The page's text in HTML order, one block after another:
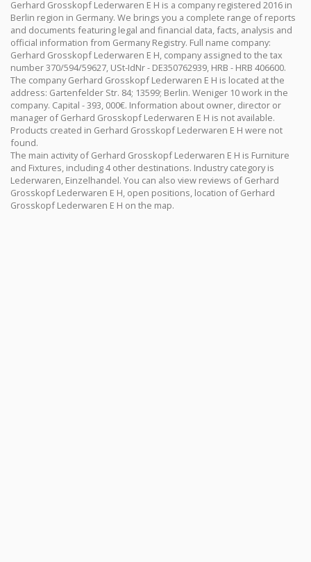
Gerhard Grosskopf Lederwaren E H is a company registered 2016 in
Berlin region in Germany. We brings you a complete range of reports
and documents featuring legal and financial data, facts, analysis and
official information from Germany Registry. Full name company:
Gerhard Grosskopf Lederwaren E H, company assigned to the tax
number 370/594/59627, USt-IdNr - DE350762939, HRB - HRB 406600.
The company Gerhard Grosskopf Lederwaren E H is located at the
address: Gartenfelder Str. 84; 13599; Berlin. Weniger 10 work in the
company. Capital - 393, 000€. Information about owner, director or
manager of Gerhard Grosskopf Lederwaren E H is not available.
Products created in Gerhard Grosskopf Lederwaren E H were not
found.
The main activity of Gerhard Grosskopf Lederwaren E H is Furniture
and Fixtures, including 4 other destinations. Industry category is
Lederwaren, Einzelhandel. You can also view reviews of Gerhard
Grosskopf Lederwaren E H, open positions, location of Gerhard
Grosskopf Lederwaren E H on the map.